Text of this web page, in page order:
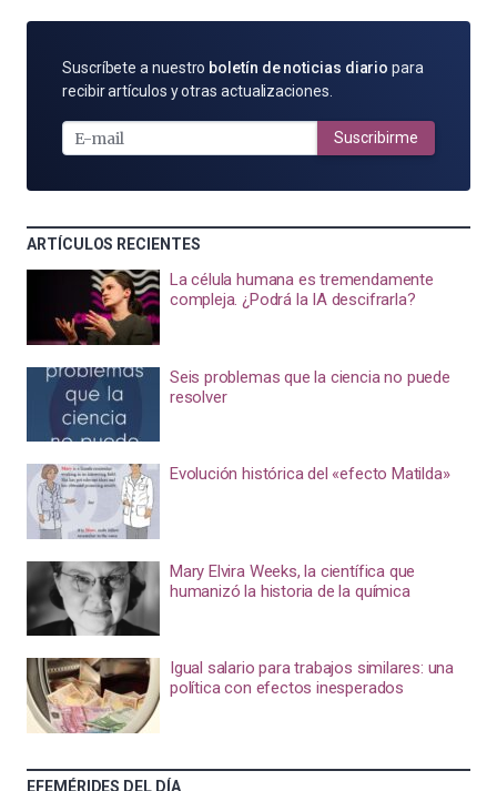
SUSCRÍBETE
POR
MAIL
Suscríbete a nuestro boletín de noticias diario para
recibir artículos y otras actualizaciones.
Suscribirme
ARTÍCULOS RECIENTES
La célula humana es tremendamente
compleja. ¿Podrá la IA descifrarla?
Seis problemas que la ciencia no puede
resolver
Evolución histórica del «efecto Matilda»
Mary Elvira Weeks, la científica que
humanizó la historia de la química
Igual salario para trabajos similares: una
política con efectos inesperados
EFEMÉRIDES DEL DÍA